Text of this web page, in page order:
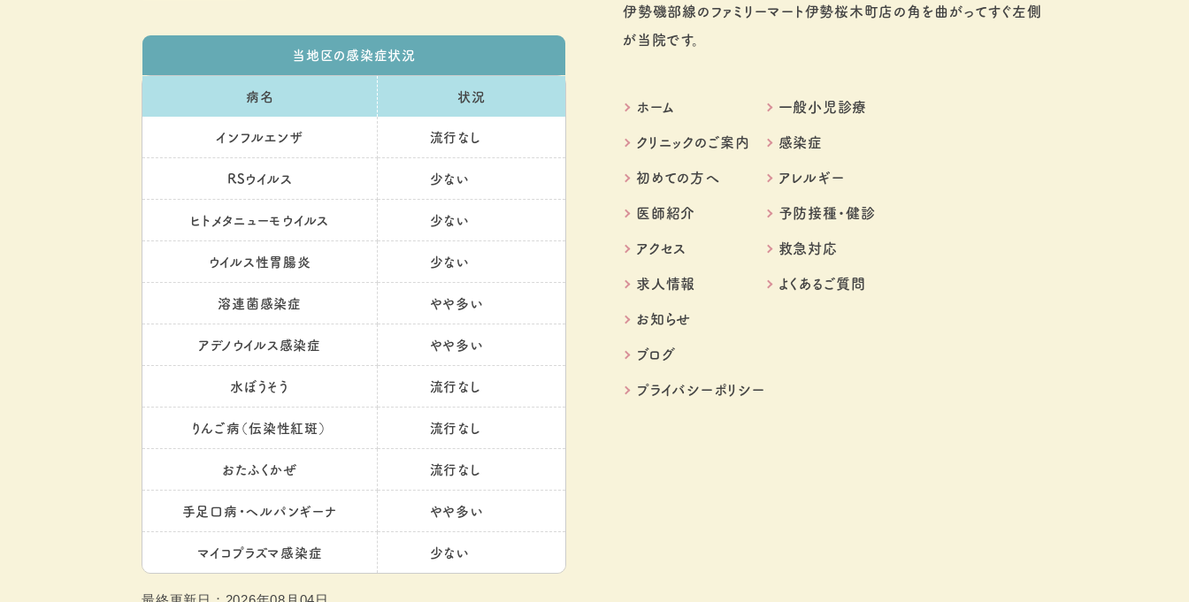
当地区の感染症状況
病名 状況
インフルエンザ 流行なし
RSウイルス 少ない
ヒトメタニューモウイルス 少ない
ウイルス性胃腸炎 少ない
溶連菌感染症 やや多い
アデノウイルス感染症 やや多い
水ぼうそう 流行なし
りんご病（伝染性紅斑） 流行なし
おたふくかぜ 流行なし
手足口病・ヘルパンギーナ やや多い
マイコプラズマ感染症 少ない
伊勢磯部線のファミリーマート伊勢桜木町店の角を曲がってすぐ左側
が当院です。
ホーム
クリニックのご案内
初めての方へ
医師紹介
アクセス
求人情報
お知らせ
ブログ
プライバシーポリシー
一般小児診療
感染症
アレルギー
予防接種・健診
救急対応
よくあるご質問